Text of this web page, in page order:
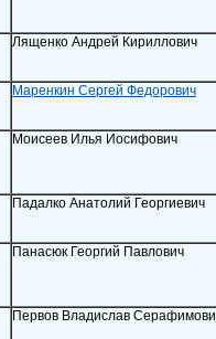
Лященко Андрей Кириллович
Маренкин Сергей Федорович
Моисеев Илья Иосифович
Падалко Анатолий Георгиевич
Панасюк Георгий Павлович
Первов Владислав